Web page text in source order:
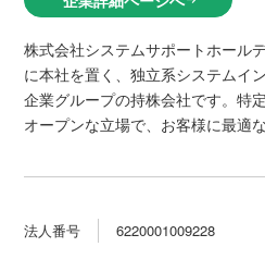
株式会社システムサポートホール
に本社を置く、独立系システムイ
企業グループの持株会社です。特
オープンな立場で、お客様に最適
法人番号 6220001009228